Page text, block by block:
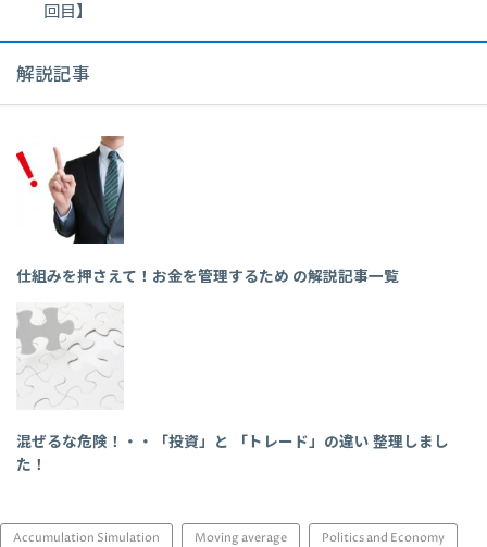
回目】
解説記事
仕組みを押さえて！お金を管理するため の解説記事一覧
混ぜるな危険！・・「投資」と 「トレード」の違い 整理しまし
た！
Accumulation Simulation Moving average Politics and Economy